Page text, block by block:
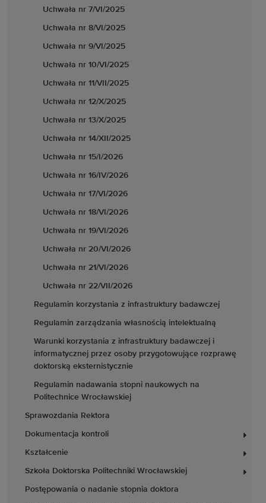
Uchwała nr 7/VI/2025
Uchwała nr 8/VI/2025
Uchwała nr 9/VI/2025
Uchwała nr 10/VI/2025
Uchwała nr 11/VII/2025
Uchwała nr 12/X/2025
Uchwała nr 13/X/2025
Uchwała nr 14/XII/2025
Uchwała nr 15/I/2026
Uchwała nr 16/IV/2026
Uchwała nr 17/VI/2026
Uchwała nr 18/VI/2026
Uchwała nr 19/VI/2026
Uchwała nr 20/VI/2026
Uchwała nr 21/VI/2026
Uchwała nr 22/VII/2026
Regulamin korzystania z infrastruktury badawczej
Regulamin zarządzania własnością intelektualną
Warunki korzystania z infrastruktury badawczej i
informatycznej przez osoby przygotowujące rozprawę
doktorską eksternistycznie
Regulamin nadawania stopni naukowych na
Politechnice Wrocławskiej
Sprawozdania Rektora
Dokumentacja kontroli
Kształcenie
Szkoła Doktorska Politechniki Wrocławskiej
Postępowania o nadanie stopnia doktora